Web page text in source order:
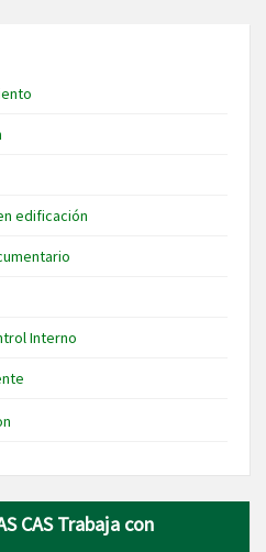
edificación
Interno
CAS Trabaja con